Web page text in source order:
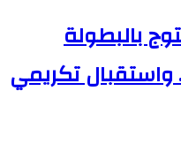
بالبطولة
واستقبال تكريمي